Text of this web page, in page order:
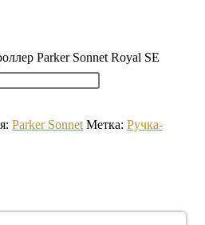
Parker Sonnet Royal SE
Parker Sonnet Метка: Ручка-